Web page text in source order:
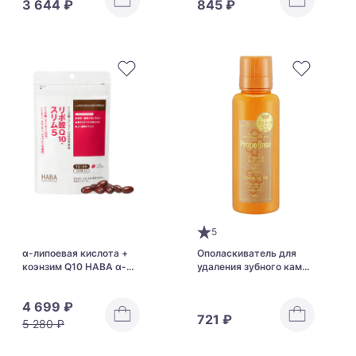
3 644 ₽ Foam
845 ₽
α-липоевая кислота +
коэнзим Q10 HABA α-
4 699 ₽
5 280 ₽
5
Ополаскиватель для
удаления зубного камня
721 ₽